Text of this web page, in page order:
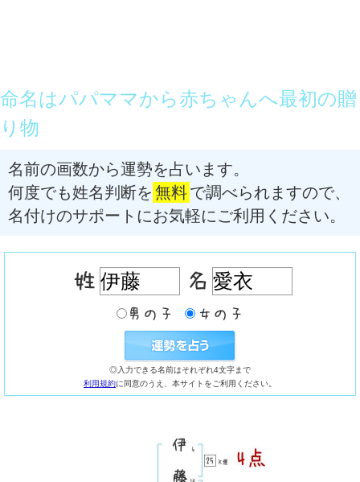
命名はパパママから赤ちゃんへ最初の贈
り物
名前の画数から運勢を占います。
何度でも姓名判断を 無料で調べられますので、
名付けのサポートにお気軽にご利用ください。
◎入力できる名前はそれぞれ4文字まで
利用規約に同意のうえ、本サイトをご利用ください。